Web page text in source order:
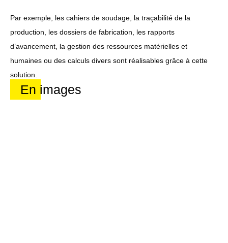
Par exemple, les cahiers de soudage, la traçabilité de la
production, les dossiers de fabrication, les rapports
d’avancement, la gestion des ressources matérielles et
humaines ou des calculs divers sont réalisables grâce à cette
solution.
En images